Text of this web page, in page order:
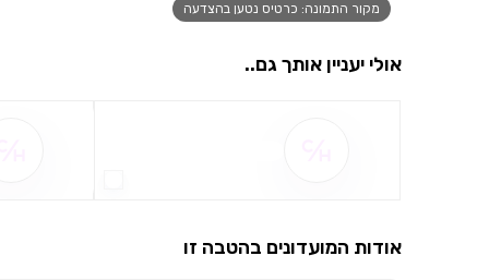
מקור התמונה: כרטיס נטען בהצדעה
אולי יעניין אותך גם..
אודות המועדונים בהטבה זו